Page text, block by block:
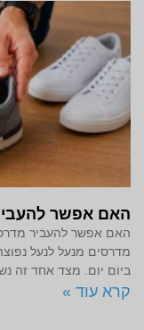
האם אפשר
האם אפשר להעביר
מדרסים מנעל לנעל
ביום יום. מצד אחד זה
קרא עוד »